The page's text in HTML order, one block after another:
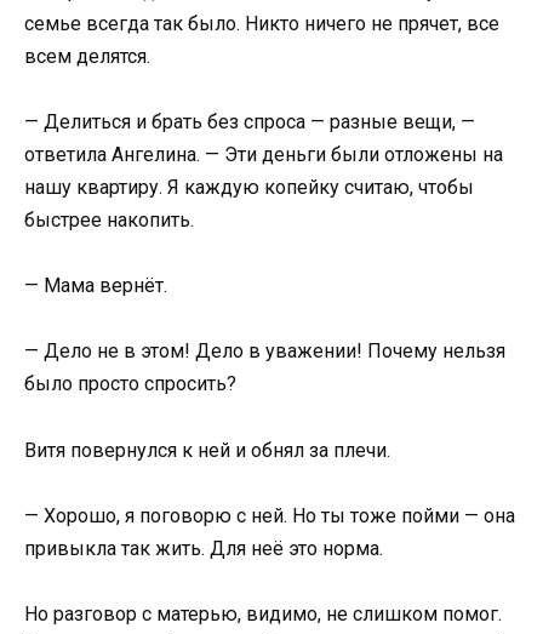
семье всегда так было. Никто ничего не прячет, все
всем делятся.
— Делиться и брать без спроса — разные вещи, —
ответила Ангелина. — Эти деньги были отложены на
нашу квартиру. Я каждую копейку считаю, чтобы
быстрее накопить.
— Мама вернёт.
— Дело не в этом! Дело в уважении! Почему нельзя
было просто спросить?
Витя повернулся к ней и обнял за плечи.
— Хорошо, я поговорю с ней. Но ты тоже пойми — она
привыкла так жить. Для неё это норма.
Но разговор с матерью, видимо, не слишком помог.